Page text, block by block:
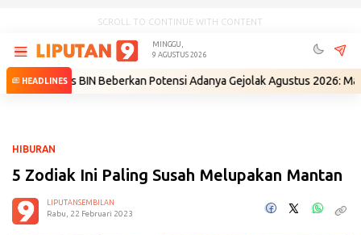
SCROLL TO CONTINUE WITH CONTENT
MINGGU,
9 AGUSTUS 2026
HEADLINES
Eks BIN Beberkan Potensi Adanya Gejolak Agustus 2026: Masuk Fase
HIBURAN
5 Zodiak Ini Paling Susah Melupakan Mantan
LIPUTANSEMBILAN
Rabu, 22 Februari 2023